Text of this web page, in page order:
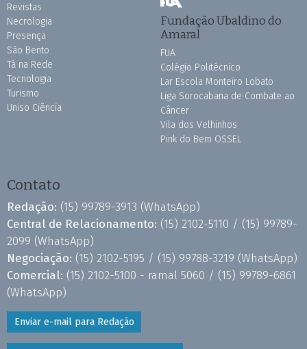
Revistas
Necrologia
Presença
São Bento
Tá na Rede
Tecnologia
Turismo
Uniso Ciência
Fundação Ubaldino do
Amaral
FUA
Colégio Politécnico
Lar Escola Monteiro Lobato
Liga Sorocabana de Combate ao
Câncer
Vila dos Velhinhos
Pink do Bem OSSEL
Contato
Redação: (15) 99789-3913 (WhatsApp)
Central de Relacionamento: (15) 2102-5110 / (15) 99789-
2099 (WhatsApp)
Negociação: (15) 2102-5195 / (15) 99788-3219 (WhatsApp)
Comercial: (15) 2102-5100 - ramal 5060 / (15) 99789-6861
(WhatsApp)
Enviar e-mail para Redação